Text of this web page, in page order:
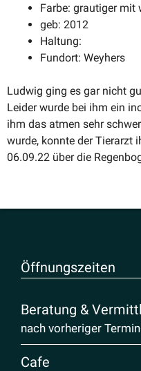
Farbe: grautiger mit
geb: 2012
Haltung:
Fundort: Weyhers
Ludwig ging es gar nicht
Leider wurde bei ihm ein
ihm das atmen sehr
wurde, konnte der Tierarzt
06.09.22 über die
Öffnungs­zeiten
Beratung &
nach vorheriger
Cafe